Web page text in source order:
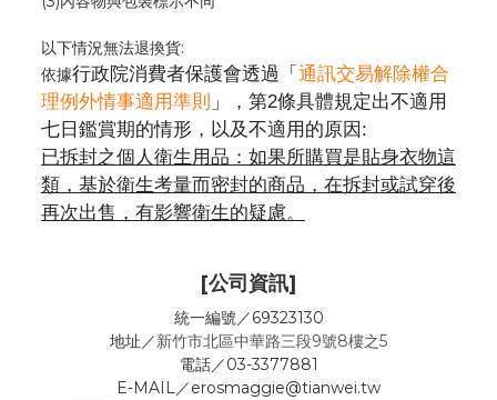
以下情況無法退換貨:
依據行政院消費者保護會透過「 通訊交易解除權合
理例外情事適用準則 」，第2條具體規定出不適用
七日鑑賞期的情形，以及不適用的原因:
已拆封之個人衛生用品：如果所購買是貼身衣物這
類，基於衛生考量而密封的商品，在拆封或試穿後
再次出售，有影響衛生的疑慮。
[公司資訊]
統一編號／69323130
地址／新竹市北區中華路三段9號8樓之5
電話／03-3377881
E-MAIL／erosmaggie@tianwei.tw